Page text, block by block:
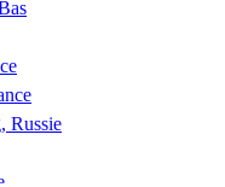
Russie